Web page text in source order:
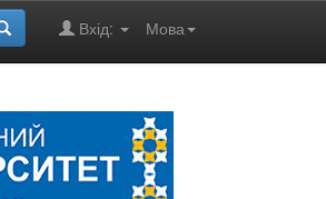
Мова
Вхід: